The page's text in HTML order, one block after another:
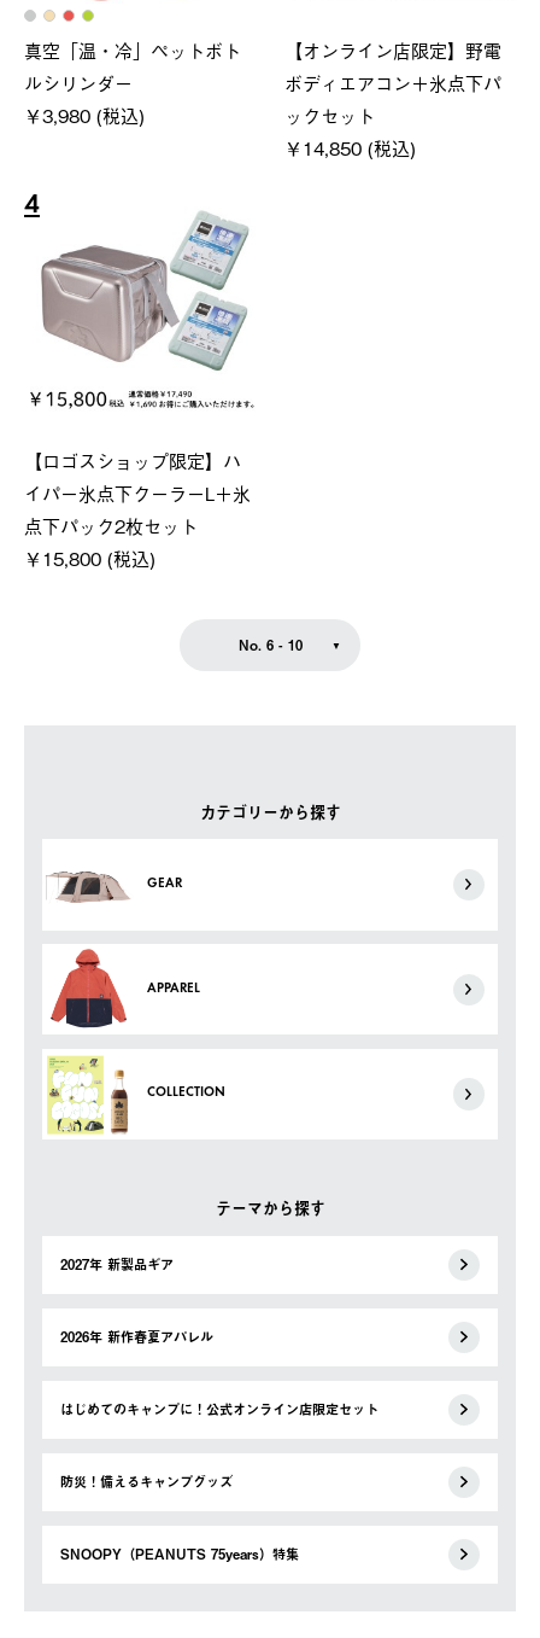
カテゴリーから探す
GEAR
APPAREL
COLLECTION
テーマから探す
2027年 新製品ギア
2026年 新作春夏アパレル
はじめてのキャンプに！公式オンライン店限定セット
防災！備えるキャンプグッズ
SNOOPY（PEANUTS 75years）特集
真空「温・冷」ペットボト
ルシリンダー
￥3,980 (税込)
【オンライン店限定】野電
ボディエアコン＋氷点下パ
ックセット
￥14,850 (税込)
4
【ロゴスショップ限定】ハ
イパー氷点下クーラーL＋氷
点下パック2枚セット
￥15,800 (税込)
No. 6 - 10